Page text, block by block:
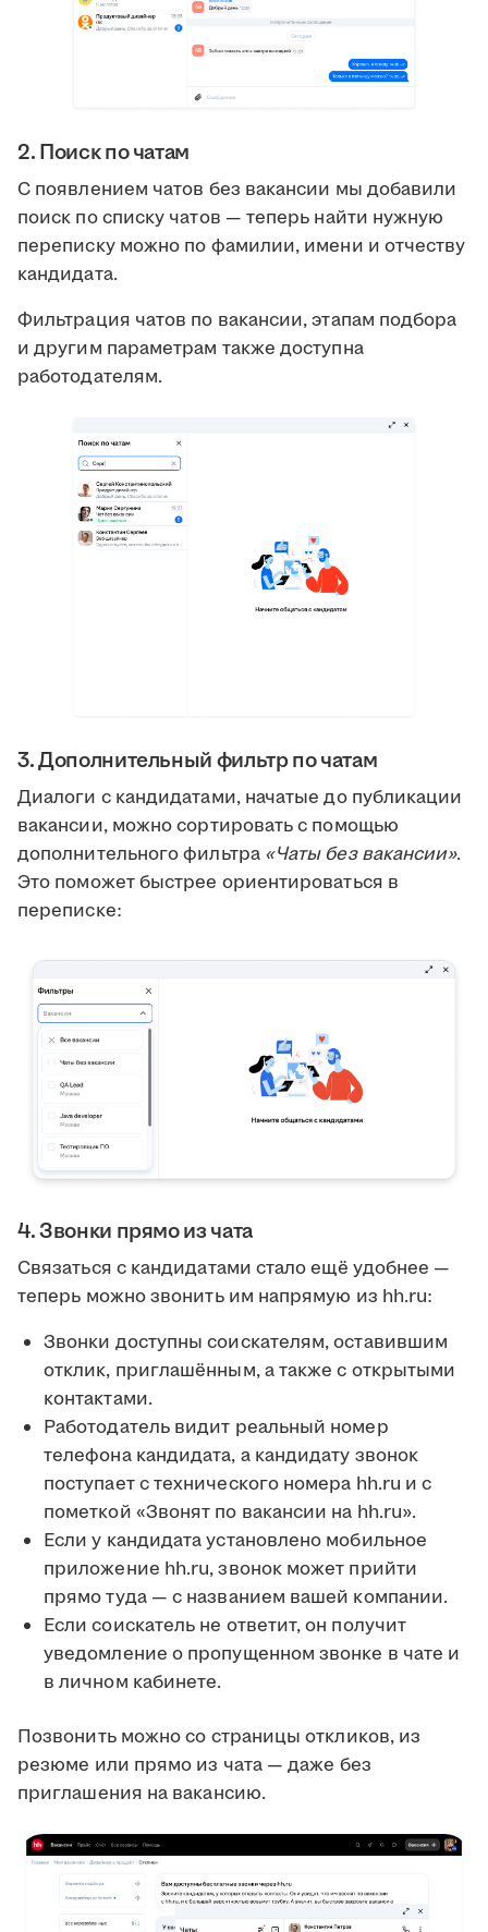
2. Поиск по чатам
С появлением чатов без вакансии мы добавили
поиск по списку чатов — теперь найти нужную
переписку можно по фамилии, имени и отчеству
кандидата.
Фильтрация чатов по вакансии, этапам подбора
и другим параметрам также доступна
работодателям.
3. Дополнительный фильтр по чатам
Диалоги с кандидатами, начатые до публикации
вакансии, можно сортировать с помощью
дополнительного фильтра «Чаты без вакансии».
Это поможет быстрее ориентироваться в
переписке:
4. Звонки прямо из чата
Связаться с кандидатами стало ещё удобнее —
теперь можно звонить им напрямую из hh.ru:
Звонки доступны соискателям, оставившим
отклик, приглашённым, а также с открытыми
контактами.
Работодатель видит реальный номер
телефона кандидата, а кандидату звонок
поступает с технического номера hh.ru и с
пометкой «Звонят по вакансии на hh.ru».
Если у кандидата установлено мобильное
приложение hh.ru, звонок может прийти
прямо туда — с названием вашей компании.
Если соискатель не ответит, он получит
уведомление о пропущенном звонке в чате и
в личном кабинете.
Позвонить можно со страницы откликов, из
резюме или прямо из чата — даже без
приглашения на вакансию.